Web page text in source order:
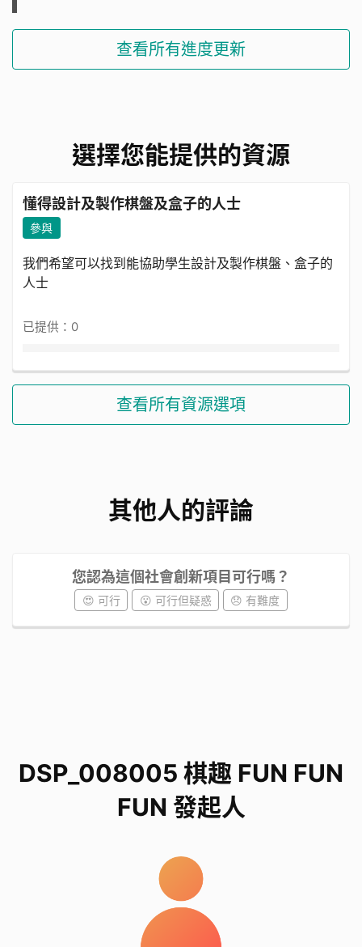
查看所有進度更新
選擇您能提供的資源
懂得設計及製作棋盤及盒子的人士
參與
我們希望可以找到能協助學生設計及製作棋盤、盒子的
人士
已提供：0
查看所有資源選項
其他人的評論
您認為這個社會創新項目可行嗎？
😍 可行 😮 可行但疑惑 😞 有難度
DSP_008005 棋趣 FUN FUN
FUN 發起人